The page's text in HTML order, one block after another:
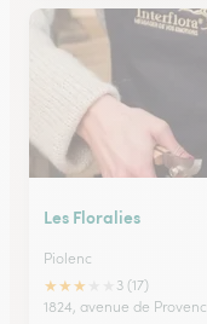
Les Floralies
Piolenc
★★★
3 (17)
1824, avenue de